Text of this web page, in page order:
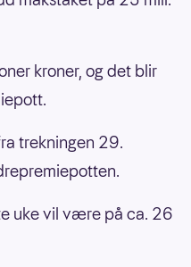
kroner, og det blir
trekningen 29.
uke vil være på ca. 26